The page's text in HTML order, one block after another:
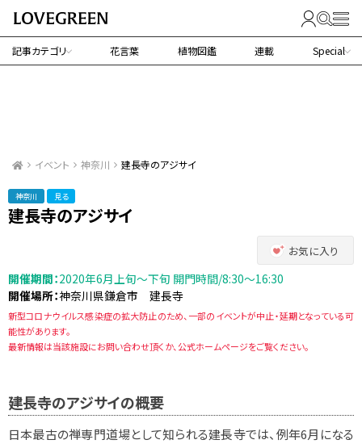
記事カテゴリ 花言葉 植物図鑑 連載 Special
イベント 神奈川 建長寺のアジサイ
神奈川 見る
建長寺のアジサイ
お気に入り
開催期間：2020年6月上旬～下旬 開門時間/8:30～16:30
開催場所：神奈川県鎌倉市 建長寺
新型コロナウイルス感染症の拡大防止のため、一部のイベントが中止・延期となっている可
能性があります。
最新情報は当該施設にお問い合わせ頂くか、公式ホームページをご覧ください。
建長寺のアジサイの概要
日本最古の禅専門道場として知られる建長寺では、例年6月になる